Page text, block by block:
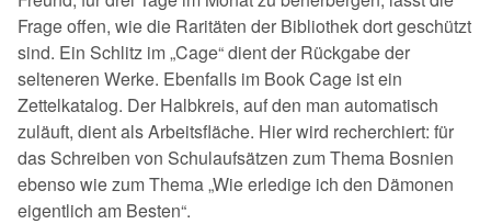
Frage offen, wie die Raritäten der Bibliothek dort geschützt
sind. Ein Schlitz im „Cage“ dient der Rückgabe der
selteneren Werke. Ebenfalls im Book Cage ist ein
Zettelkatalog. Der Halbkreis, auf den man automatisch
zuläuft, dient als Arbeitsfläche. Hier wird recherchiert: für
das Schreiben von Schulaufsätzen zum Thema Bosnien
ebenso wie zum Thema „Wie erledige ich den Dämonen
eigentlich am Besten“.